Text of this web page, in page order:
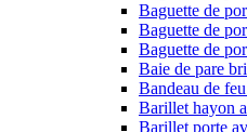
Baguette de
Baguette de
Baguette de
Baie de pare
Bandeau de
Barillet hayon
Barillet porte